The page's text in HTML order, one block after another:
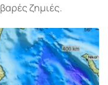
ζημιές.